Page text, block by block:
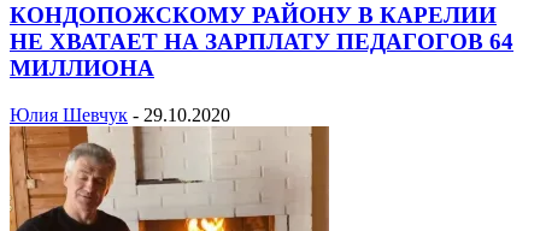
КОНДОПОЖСКОМУ РАЙОНУ В КАРЕЛИИ
НЕ ХВАТАЕТ НА ЗАРПЛАТУ ПЕДАГОГОВ 64
МИЛЛИОНА
Юлия Шевчук - 29.10.2020